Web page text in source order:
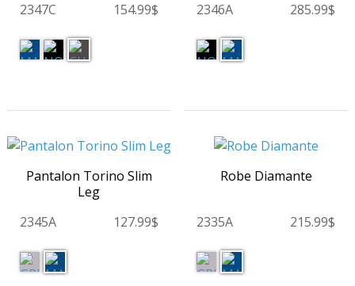
2347C 154.99$
2346A
285.99$
Pantalon Torino Slim
Leg
2345A
127.99$
Robe Diamante
2335A 215.99$